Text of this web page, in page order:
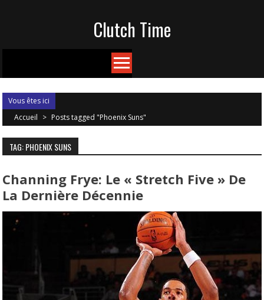
Clutch Time
Vous êtes ici
Accueil > Posts tagged "Phoenix Suns"
TAG: PHOENIX SUNS
Channing Frye: Le « Stretch Five » De
La Dernière Décennie